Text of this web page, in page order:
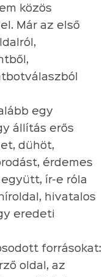
közös
Már az első
egy
állítás erős
dühöt,
érdemes
ír-e róla
hivatalos
eredeti
forrásokat:
oldal, az